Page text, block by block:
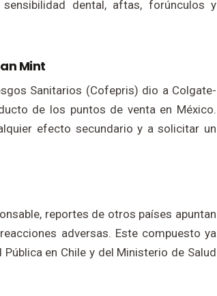
dental, aftas, forúnculos y
Mint
Sanitarios (Cofepris) dio a Colgate-
de los puntos de venta en México.
efecto secundario y a solicitar un
reportes de otros países apuntan
adversas. Este compuesto ya
en Chile y del Ministerio de Salud